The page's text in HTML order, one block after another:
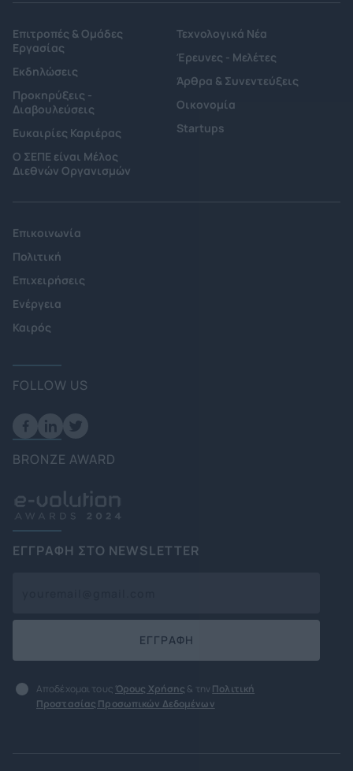
Επιτροπές & Ομάδες
Εργασίας
Εκδηλώσεις
Προκηρύξεις -
Διαβουλεύσεις
Ευκαιρίες Καριέρας
Ο ΣΕΠΕ είναι Μέλος
Διεθνών Οργανισμών
Τεχνολογικά Νέα
Έρευνες - Μελέτες
Άρθρα & Συνεντεύξεις
Οικονομία
Startups
Επικοινωνία
Πολιτική
Επιχειρήσεις
Ενέργεια
Καιρός
FOLLOW US
BRONZE AWARD
ΕΓΓΡΑΦΗ ΣΤΟ NEWSLETTER
ΕΓΓΡΑΦΗ
Αποδέχομαι τους Όρους Χρήσης & την Πολιτική
Προστασίας Προσωπικών Δεδομένων